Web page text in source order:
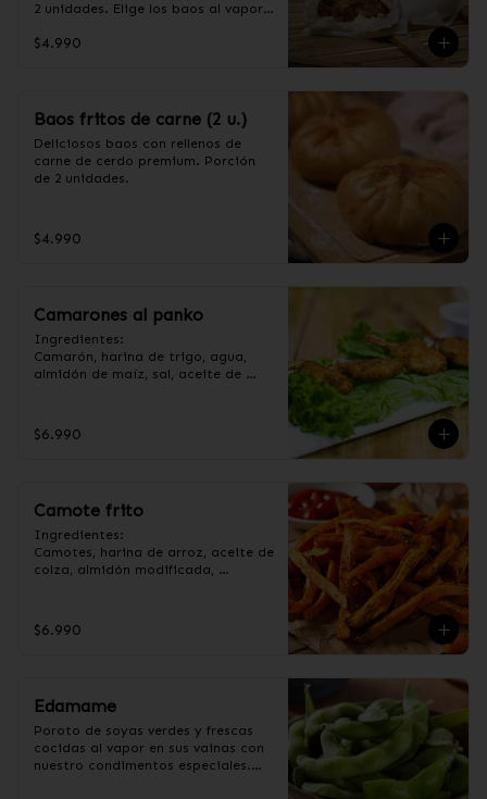
2 unidades. Elige los baos al vapor
$4.990
Baos fritos de carne (2 u.)
Deliciosos baos con rellenos de
carne de cerdo premium. Porción
de 2 unidades.
$4.990
Camarones al panko
Ingredientes:
Camarón, harina de trigo, agua,
almidón de maíz, sal, aceite de
$6.990
Camote frito
Ingredientes:
Camotes, harina de arroz, aceite de
colza, almidón modificada,
$6.990
Edamame
Poroto de soyas verdes y frescas
cocidas al vapor en sus vainas con
nuestro condimentos especiales.